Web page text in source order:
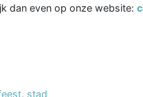
dan even op onze website:
, stad